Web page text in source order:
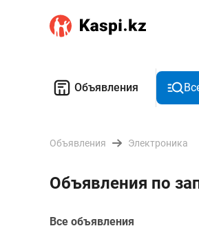
Объявления
Объявления Электроника
Объявления по
Все объявления